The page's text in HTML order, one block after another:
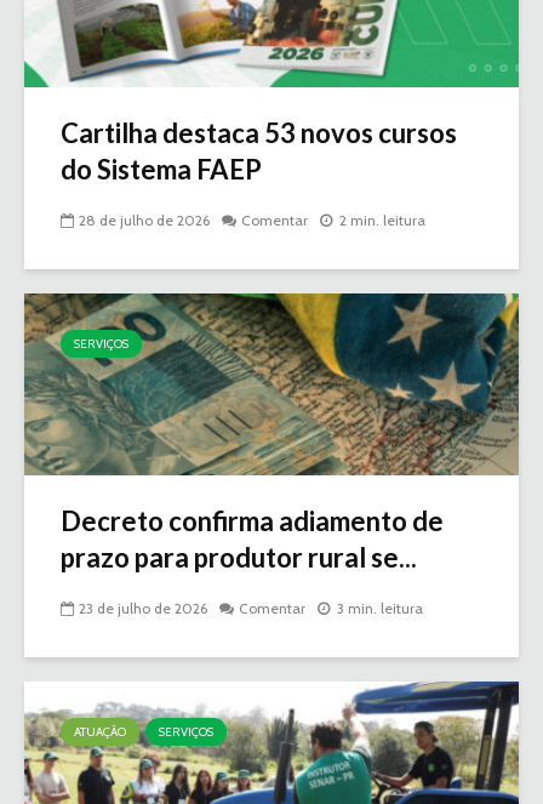
Cartilha destaca 53 novos cursos
do Sistema FAEP
28 de julho de 2026 Comentar 2 min. leitura
SERVIÇOS
Decreto confirma adiamento de
prazo para produtor rural se...
23 de julho de 2026 Comentar 3 min. leitura
ATUAÇÃO SERVIÇOS